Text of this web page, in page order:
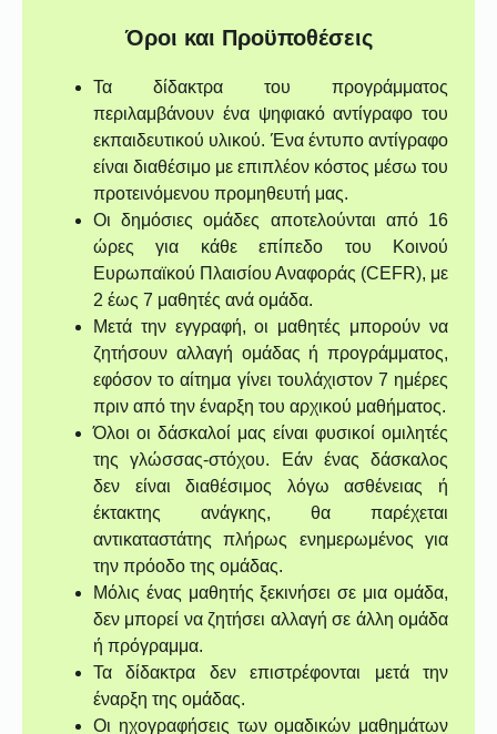
Όροι και Προϋποθέσεις
Τα δίδακτρα του προγράμματος
περιλαμβάνουν ένα ψηφιακό αντίγραφο του
εκπαιδευτικού υλικού. Ένα έντυπο αντίγραφο
είναι διαθέσιμο με επιπλέον κόστος μέσω του
προτεινόμενου προμηθευτή μας.
Οι δημόσιες ομάδες αποτελούνται από 16
ώρες για κάθε επίπεδο του Κοινού
Ευρωπαϊκού Πλαισίου Αναφοράς (CEFR), με
2 έως 7 μαθητές ανά ομάδα.
Μετά την εγγραφή, οι μαθητές μπορούν να
ζητήσουν αλλαγή ομάδας ή προγράμματος,
εφόσον το αίτημα γίνει τουλάχιστον 7 ημέρες
πριν από την έναρξη του αρχικού μαθήματος.
Όλοι οι δάσκαλοί μας είναι φυσικοί ομιλητές
της γλώσσας-στόχου. Εάν ένας δάσκαλος
δεν είναι διαθέσιμος λόγω ασθένειας ή
έκτακτης ανάγκης, θα παρέχεται
αντικαταστάτης πλήρως ενημερωμένος για
την πρόοδο της ομάδας.
Μόλις ένας μαθητής ξεκινήσει σε μια ομάδα,
δεν μπορεί να ζητήσει αλλαγή σε άλλη ομάδα
ή πρόγραμμα.
Τα δίδακτρα δεν επιστρέφονται μετά την
έναρξη της ομάδας.
Οι ηχογραφήσεις των ομαδικών μαθημάτων